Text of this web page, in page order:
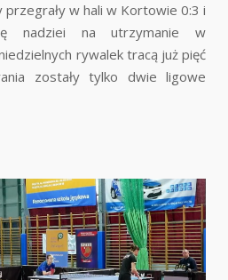
przegrały w hali w Kortowie 0:3 i
nadziei na utrzymanie w
rywalek tracą już pięć
zostały tylko dwie ligowe